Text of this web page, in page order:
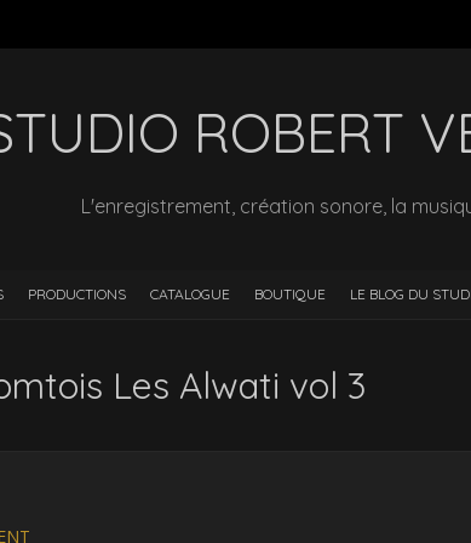
ROBERT
L'enregistrement, création sonore, la
PRODUCTIONS CATALOGUE BOUTIQUE LE BLOG DU
Les Alwati vol 3